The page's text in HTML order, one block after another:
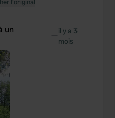
l'original
un
—il y a 3
mois